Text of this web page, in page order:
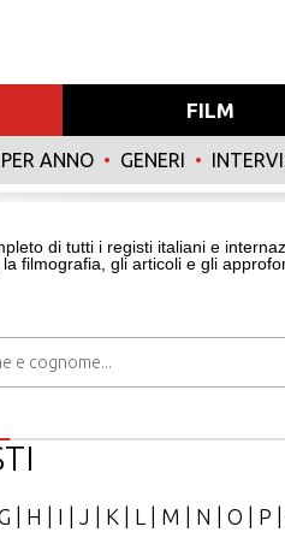
FILM
PER ANNO • GENERI •
di tutti i registi italiani e
filmografia, gli articoli e gli
H I J K L M N O P